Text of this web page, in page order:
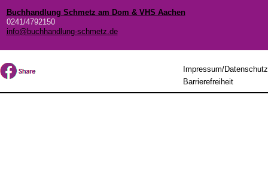
Buchhandlung Schmetz am Dom & VHS Aachen
0241/4792150
info@buchhandlung-schmetz.de
Impressum/Datenschutz
Barrierefreiheit